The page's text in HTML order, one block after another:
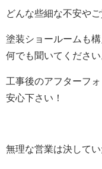
どんな些細な不安や
塗装ショールームも
何でも聞いてください
工事後のアフターフ
安心下さい！
無理な営業は決してい